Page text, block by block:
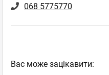
068 5775770
Вас може зацікавити: